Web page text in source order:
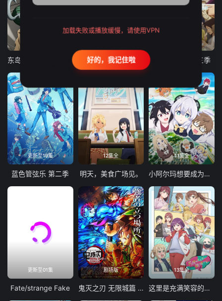
古诺希亚 致不灭的你 第三季
更新至19集
蓝色管弦乐 第二季
12集全
明天，美食广场见。
11集全
小阿尔玛想要成为家人
更新至01集
Fate/strange Fake
剧场版
鬼灭之刃 无限城篇 第一章 猗窝座再袭
13集全
这里是充满笑容的职场。
加载失败或播放缓慢，请使用VPN
好的，我记住啦